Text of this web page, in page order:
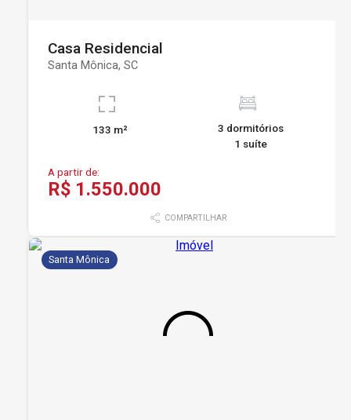
Casa Residencial
Santa Mônica, SC
133 m²
3 dormitórios
1 suíte
A partir de:
R$ 1.550.000
COMPARTILHAR
Santa Mônica